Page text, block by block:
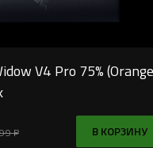
V4 Pro 75% (Orange
₽ В КОРЗИНУ